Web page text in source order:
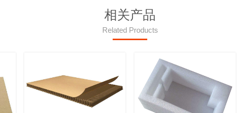
相关产品
Related Products